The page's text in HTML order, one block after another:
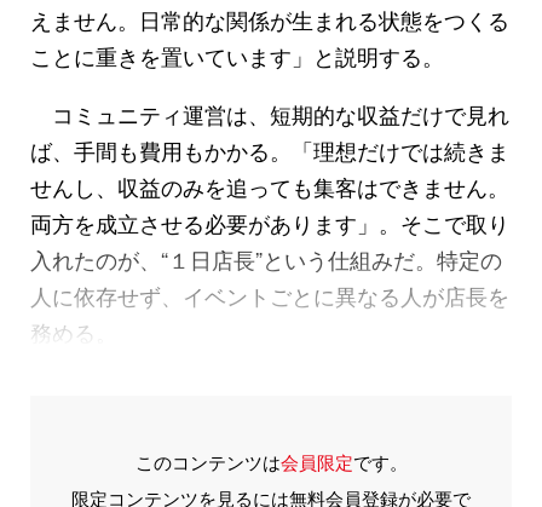
えません。日常的な関係が生まれる状態をつくる
ことに重きを置いています」と説明する。
コミュニティ運営は、短期的な収益だけで見れ
ば、手間も費用もかかる。「理想だけでは続きま
せんし、収益のみを追っても集客はできません。
両方を成立させる必要があります」。そこで取り
入れたのが、“１日店長”という仕組みだ。特定の
人に依存せず、イベントごとに異なる人が店長を
務める。
このコンテンツは会員限定です。
限定コンテンツを見るには無料会員登録が必要で